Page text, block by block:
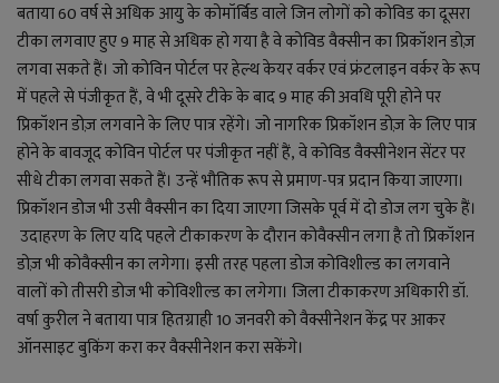
बताया 60वर्ष से अधिक आयु के कोमॉर्बिड वाले जिन लोगों को कोविड का दूसरा
टीका लगवाए हुए9माह से अधिक हो गया है वेकोविड वैक्सीन का प्रिकॉशन डोज़
लगवा सकते हैं। जो कोविन पोर्टल पर हेल्थ केयर वर्कर एवं फ्रंटलाइन वर्कर के रूप
में पहले से पंजीकृत हैं,वे भी दूसरे टीके के बाद9माह की अवधि पूरी होने पर
प्रिकॉशन डोज़ लगवाने के लिए पात्र रहेंगे। जो नागरिक प्रिकॉशन डोज़ के लिए पात्र
होने के बावजूद कोविन पोर्टल पर पंजीकृत नहीं हैं,वे कोविड वैक्सीनेशन सेंटर पर
सीधे टीका लगवा सकते हैं। उन्हें भौतिक रूप से प्रमाण-पत्र प्रदान किया जाएगा।
प्रिकॉशन डोज भी उसी वैक्सीन का दिया जाएगा जिसके पूर्व में दो डोज लग चुके हैं।
उदाहरण के लिए यदि पहले टीकाकरण के दौरान कोवैक्सीन लगा है तो प्रिकॉशन
डोज़ भी कोवैक्सीन का लगेगा। इसी तरह पहला डोज कोविशील्ड का लगवाने
वालों को तीसरी डोज भी कोविशील्ड का लगेगा। जिला टीकाकरण अधिकारी डॉ.
वर्षा कुरील ने बतायापात्र हितग्राही10जनवरी को वैक्सीनेशन केंद्र पर आकर
ऑनसाइट बुकिंग करा कर वैक्सीनेशन करा सकेंगे।